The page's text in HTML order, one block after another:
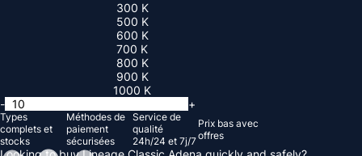
300 K
500 K
600 K
700 K
800 K
900 K
1000 K
-
+
Types
complets et
stocks
Méthodes de
paiement
sécurisées
Service de
qualité
24h/24 et 7j/7
Prix ​​bas avec
offres